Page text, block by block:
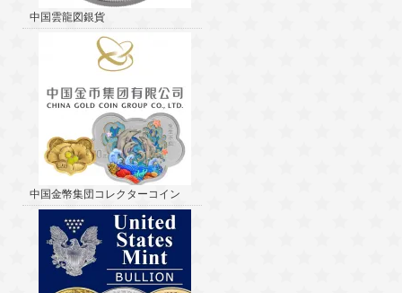
中国雲龍図銀貨
中国金幣集団コレクターコイン